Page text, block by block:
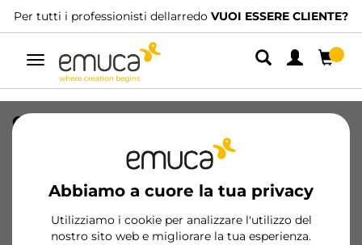
Per tutti i professionisti dellarredo VUOI ESSERE CLIENTE?
Navigazione
Abbiamo a cuore la tua privacy
Utilizziamo i cookie per analizzare l'utilizzo del
nostro sito web e migliorare la tua esperienza.
Organizzatore per cassetti Alumount
900x500, Alluminio, Grigio antracite
Prodotti essenziali